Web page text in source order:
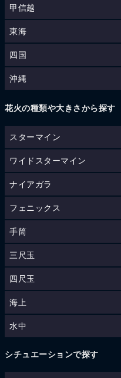
甲信越
東海
四国
沖縄
花火の種類や大きさから探す
スターマイン
ワイドスターマイン
ナイアガラ
フェニックス
手筒
三尺玉
四尺玉
海上
水中
シチュエーションで探す